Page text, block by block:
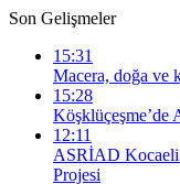
Son Gelişmeler
15:31
Macera, doğa ve
15:28
Köşklüçeşme’de
12:11
ASRİAD Kocaeli
Projesi